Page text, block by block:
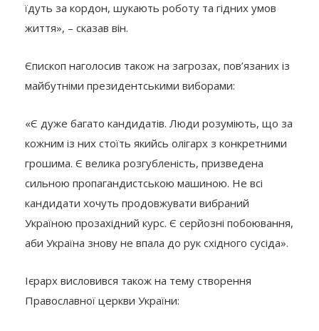
їдуть за кордон, шукають роботу та гідних умов
життя», – сказав він.
Єпископ наголосив також на загрозах, пов’язаних із
майбутніми президентськими виборами:
«Є дуже багато кандидатів. Люди розуміють, що за
кожним із них стоїть якийсь олігарх з конкретними
грошима. Є велика розгубленість, призведена
сильною пропагандистською машиною. Не всі
кандидати хочуть продовжувати вибраний
Україною прозахідний курс. Є серйозні побоювання,
аби Україна знову не впала до рук східного сусіда».
Ієрарх висловився також на тему створення
Православної церкви України: